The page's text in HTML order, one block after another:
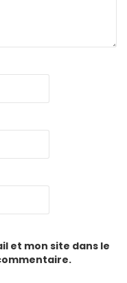
et mon site dans le